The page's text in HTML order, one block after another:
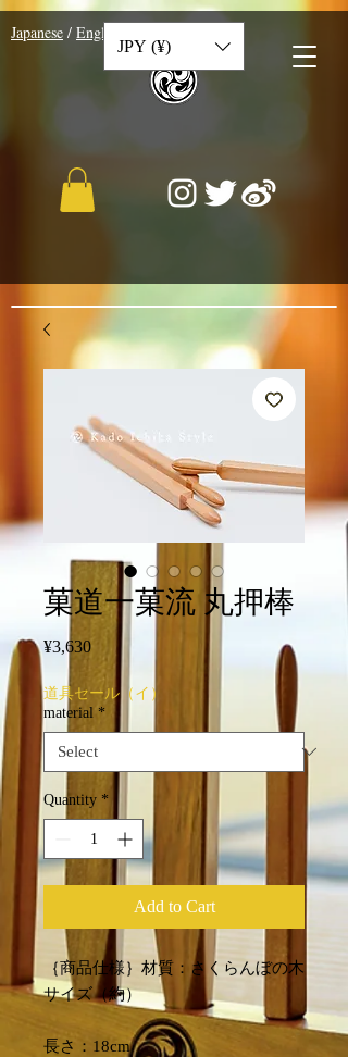
​Japanese / English
JPY (¥)
菓道一菓流 丸押棒
¥3,630Price
道具セール（イ）
material *
Quantity *
Add to Cart
｛商品仕様｝材質：さくらんぼの木
サイズ（約）
長さ：18cm